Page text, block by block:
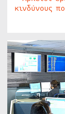
κινδύνους